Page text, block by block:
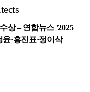
상 – 연합뉴스 '2025
·홍진표·정이삭